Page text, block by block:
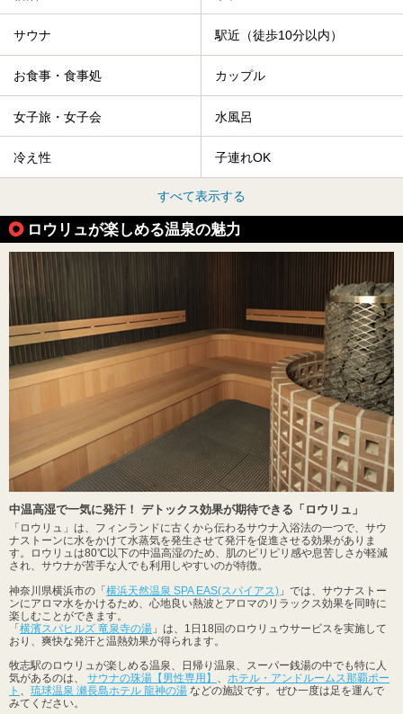
サウナ 駅近（徒歩10分以内）
お食事・食事処 カップル
女子旅・女子会 水風呂
冷え性 子連れOK
すべて表示する
ロウリュが楽しめる温泉の魅力
中温高湿で一気に発汗！ デトックス効果が期待できる「ロウリュ」
「ロウリュ」は、フィンランドに古くから伝わるサウナ入浴法の一つで、サウ
ナストーンに水をかけて水蒸気を発生させて発汗を促進させる効果がありま
す。ロウリュは80℃以下の中温高湿のため、肌のピリピリ感や息苦しさが軽減
され、サウナが苦手な人でも利用しやすいのが特徴。
神奈川県横浜市の「 横浜天然温泉 SPA EAS(スパイアス) 」では、サウナストー
ンにアロマ水をかけるため、心地良い熱波とアロマのリラックス効果を同時に
楽しむことができます。
「 横濱スパヒルズ 竜泉寺の湯 」は、1日18回のロウリュウサービスを実施して
おり、爽快な発汗と温熱効果が得られます。
牧志駅のロウリュが楽しめる温泉、日帰り温泉、スーパー銭湯の中でも特に人
気があるのは、 サウナの珠湯【男性専用】 、 ホテル・アンドルームス那覇ポー
ト 、 琉球温泉 瀬長島ホテル 龍神の湯 などの施設です。ぜひ一度は足を運んで
みてください。